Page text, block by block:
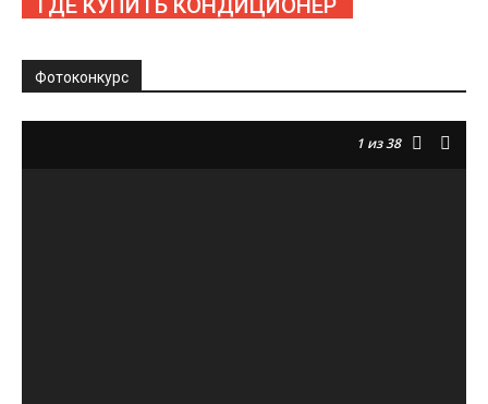
ГДЕ КУПИТЬ КОНДИЦИОНЕР
Фотоконкурс
1 из 38